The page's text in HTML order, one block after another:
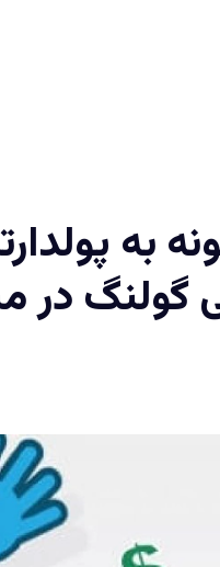
به
گولنگ در